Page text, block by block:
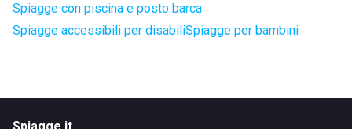
Spiagge con piscina e posto barca
Spiagge accessibili per disabiliSpiagge per bambini